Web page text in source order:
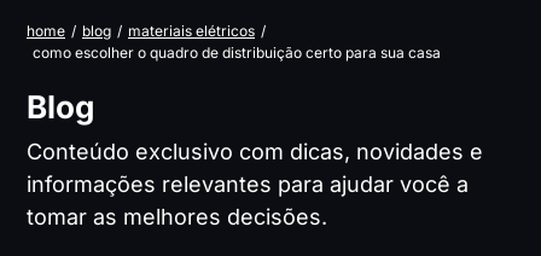
Instalação
Comando e
Automação e
home / blog / materiais elétricos /
como escolher o quadro de distribuição certo para sua casa
Blog
Conteúdo exclusivo com dicas, novidades e
informações relevantes para ajudar você a
tomar as melhores decisões.